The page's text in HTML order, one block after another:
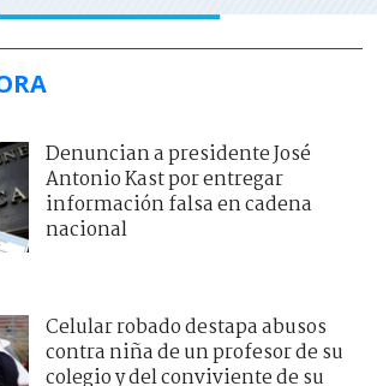
Denuncian a presidente José
Antonio Kast por entregar
información falsa en cadena
nacional
Celular robado destapa abusos
contra niña de un profesor de su
colegio y del conviviente de su